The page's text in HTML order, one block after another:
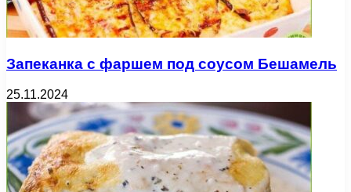
Запеканка с фаршем под соусом Бешамель
25.11.2024